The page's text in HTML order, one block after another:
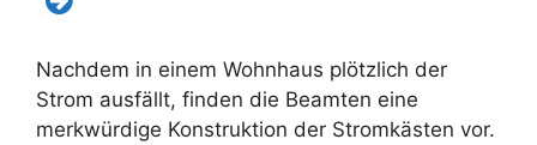
Nachdem in einem Wohnhaus plötzlich der
Strom ausfällt, finden die Beamten eine
merkwürdige Konstruktion der Stromkästen vor.